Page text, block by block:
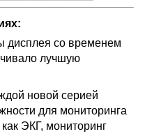
дисплея со временем
лучшую
новой серией
для мониторинга
ЭКГ, мониторинг